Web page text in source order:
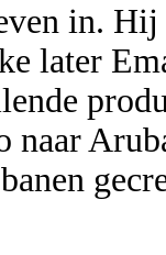
in.
later